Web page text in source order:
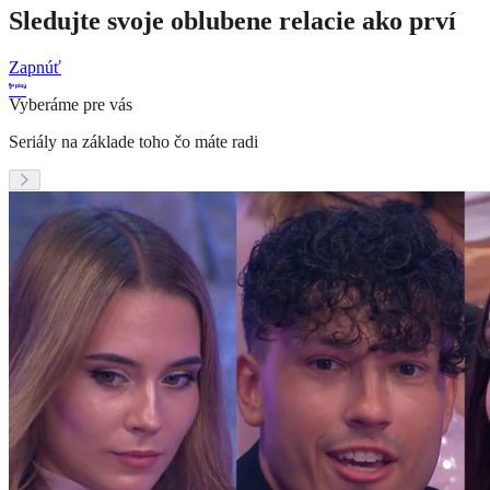
Sledujte svoje oblubene relacie ako prví
Zapnúť
Vyberáme pre vás
Seriály na základe toho čo máte radi